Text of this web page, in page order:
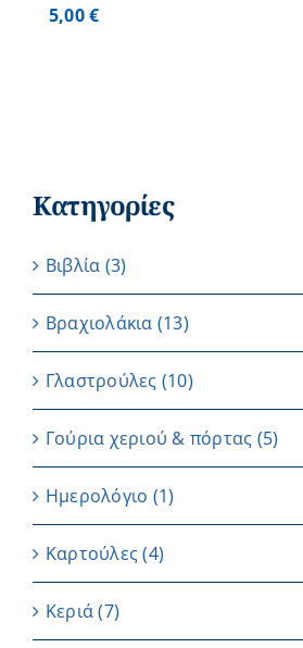
5,00€
Κατηγορίες
Βιβλία (3)
Βραχιολάκια (13)
Γλαστρούλες (10)
Γούρια χεριού & πόρτας (5)
Ημερολόγιο (1)
Καρτούλες (4)
Κεριά (7)